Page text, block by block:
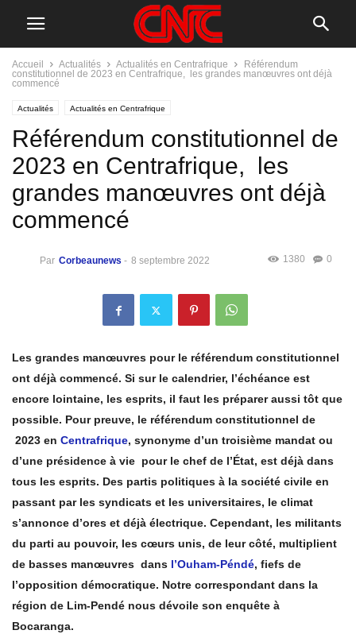
Accueil Actualités Actualités en Centrafrique
Référendum
constitutionnel de 2023 en Centrafrique, les grandes manœuvres ont déjà
commencé
Actualités Actualités en Centrafrique
Référendum constitutionnel de
2023 en Centrafrique, les
grandes manœuvres ont déjà
commencé
Par Corbeaunews - 8 septembre 2022 0
1380
Les grandes manœuvres pour le référendum constitutionnel
ont déjà commencé. Si sur le calendrier, l’échéance est
encore lointaine, les esprits, il faut les préparer aussi tôt que
possible. Pour preuve, le référendum constitutionnel de
2023 en Centrafrique, synonyme d’un troisième mandat ou
d’une présidence à vie pour le chef de l’État, est déjà dans
tous les esprits. Des partis politiques à la société civile en
passant par les syndicats et les universitaires, le climat
s’annonce d’ores et déjà électrique. Cependant, les militants
du parti au pouvoir, les cœurs unis, de leur côté, multiplient
de basses manœuvres dans l’Ouham-Péndé, fiefs de
l’opposition démocratique. Notre correspondant dans la
région de Lim-Pendé nous dévoile son enquête à
Bocaranga.